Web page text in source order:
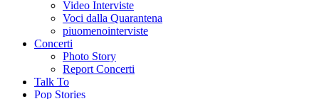
Video Interviste
Voci dalla Quarantena
piuomenointerviste
Concerti
Photo Story
Report Concerti
Talk To
Pop Stories